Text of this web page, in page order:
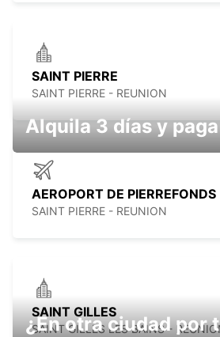
SAINT PIERRE
SAINT PIERRE - REUNION
AEROPORT DE PIERREFONDS
SAINT PIERRE - REUNION
SAINT GILLES
SAINT GILLES LES BAINS -
Alquila 3 días y
¿En otra ciudad por